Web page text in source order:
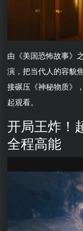
由《美国恐怖故事》
演，把当代人的容貌
接碾压《神秘物质》
起观看。
开局王炸！
全程高能